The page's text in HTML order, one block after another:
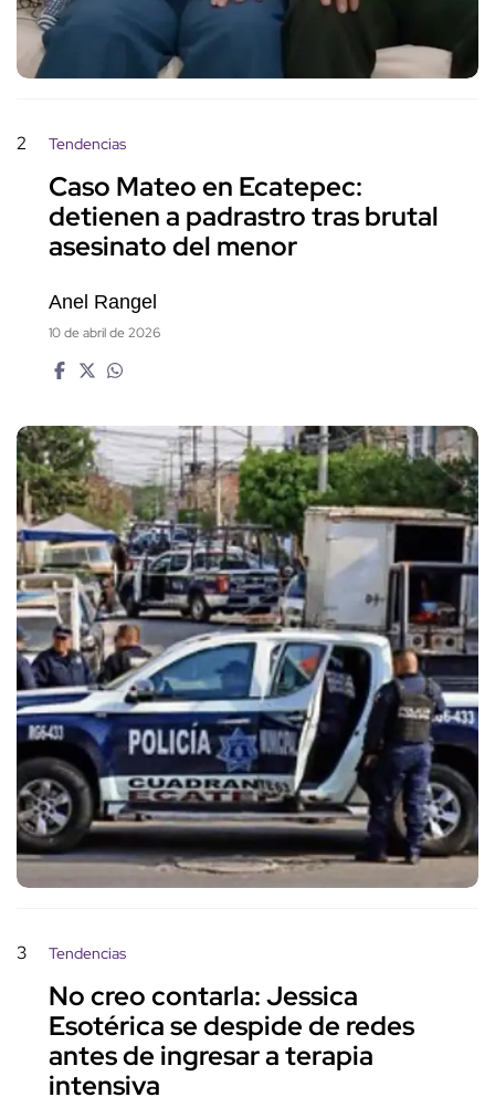
2 Tendencias
Caso Mateo en Ecatepec:
detienen a padrastro tras brutal
asesinato del menor
Anel Rangel
10 de abril de 2026
3 Tendencias
No creo contarla: Jessica
Esotérica se despide de redes
antes de ingresar a terapia
intensiva